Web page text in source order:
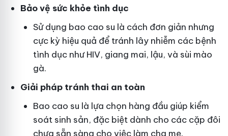
Bảo vệ sức khỏe tình dục
Sử dụng bao cao su là cách đơn giản nhưng
cực kỳ hiệu quả để tránh lây nhiễm các bệnh
tình dục như HIV, giang mai, lậu, và sùi mào
gà.
Giải pháp tránh thai an toàn
Bao cao su là lựa chọn hàng đầu giúp kiểm
soát sinh sản, đặc biệt dành cho các cặp đôi
chưa sẵn sàng cho việc làm cha mẹ.